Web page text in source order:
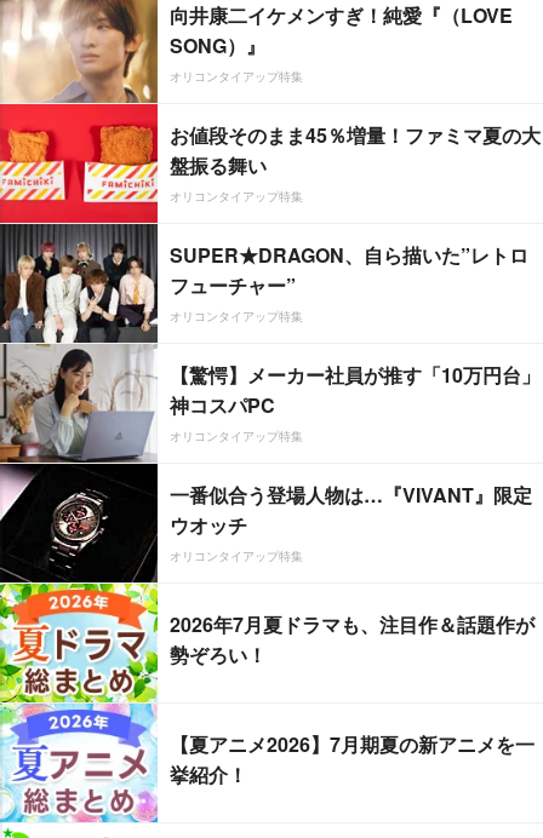
向井康二イケメンすぎ！純愛『（LOVE
SONG）』
オリコンタイアップ特集
お値段そのまま45％増量！ファミマ夏の大
盤振る舞い
オリコンタイアップ特集
SUPER★DRAGON、自ら描いた”レトロ
フューチャー”
オリコンタイアップ特集
【驚愕】メーカー社員が推す「10万円台」
神コスパPC
オリコンタイアップ特集
一番似合う登場人物は…『VIVANT』限定
ウオッチ
オリコンタイアップ特集
2026年7月夏ドラマも、注目作＆話題作が
勢ぞろい！
【夏アニメ2026】7月期夏の新アニメを一
挙紹介！